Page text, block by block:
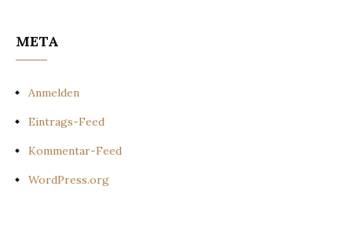
META
Anmelden
Eintrags-Feed
Kommentar-Feed
WordPress.org